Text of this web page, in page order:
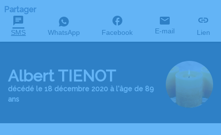
Partager
SMS WhatsApp Facebook E-mail Lien
Albert TIENOT
décédé le 18 décembre 2020 à l'âge de 89
ans